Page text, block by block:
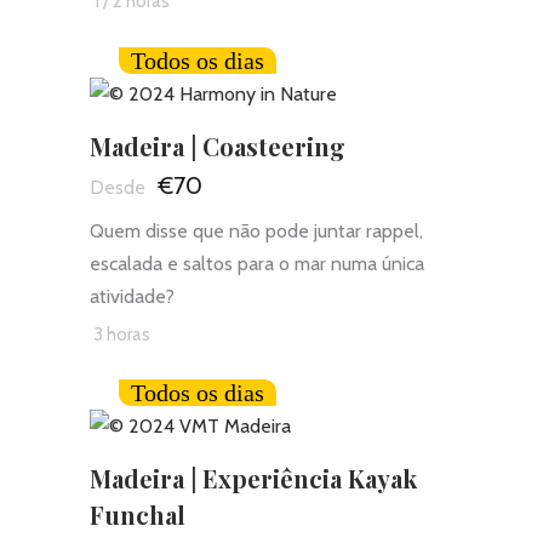
Todos os dias
Madeira | Coasteering
€70
Quem disse que não pode juntar rappel,
escalada e saltos para o mar numa única
atividade?
3 horas
Todos os dias
Madeira | Experiência Kayak
Funchal